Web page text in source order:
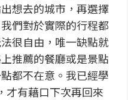
想去的城市，再選擇
們對於實際的行程都
很自由，唯一缺點就
推薦的餐廳或是景點
都不在意。我已經學
才有藉口下次再回來